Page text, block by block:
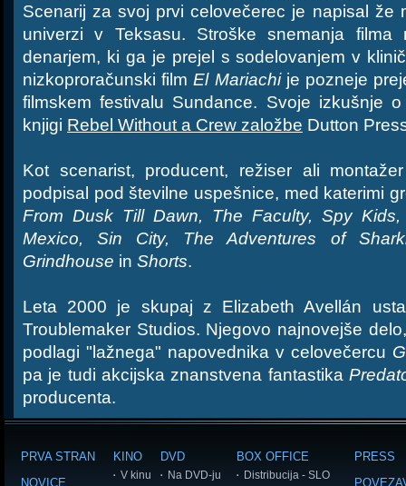
Scenarij za svoj prvi celovečerec je napisal že
univerzi v Teksasu. Stroške snemanja
denarjem, ki ga je prejel s sodelovanjem v
nizkoproračunski filmEl Mariachije pozneje
filmskem festivalu Sundance. Svoje izkušnje
knjigi Rebel Without a Crew založbe Dutton
Kot scenarist, producent, režiser ali
podpisal pod številne uspešnice, med katerimi
From Dusk Till Dawn, The Faculty, Spy
Mexico, Sin City, The Adventures of
Grindhouse in Shorts.
Leta 2000 je skupaj z Elizabeth Avellán
Troublemaker Studios. Njegovo najnovejše
podlagi "lažnega" napovednika v celovečercu
pa je tudi akcijska znanstvena fantastika
producenta.
PRVA STRAN
NOVICE
KINO
V kinu
DVD
Na DVD-ju
BOX OFFICE
Distribucija - SLO
PRESS